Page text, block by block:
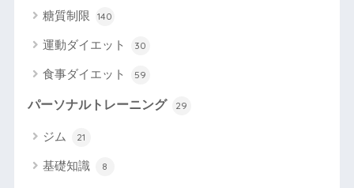
糖質制限 140
運動ダイエット 30
食事ダイエット 59
パーソナルトレーニング 29
ジム 21
基礎知識 8